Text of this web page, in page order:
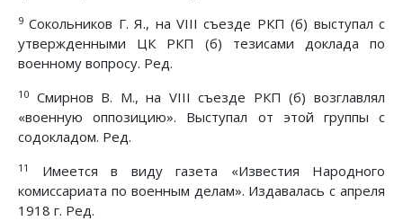
9 Сокольников Г. Я., на VIII съезде РКП (б) выступал с
утвержденными ЦК РКП (б) тезисами доклада по
военному вопросу. Ред.
10 Смирнов В. М., на VIII съезде РКП (б) возглавлял
«военную оппозицию». Выступал от этой группы с
содокладом. Ред.
11
Имеется в виду газета «Известия Народного
комиссариата по военным делам». Издавалась с апреля
1918 г. Ред.